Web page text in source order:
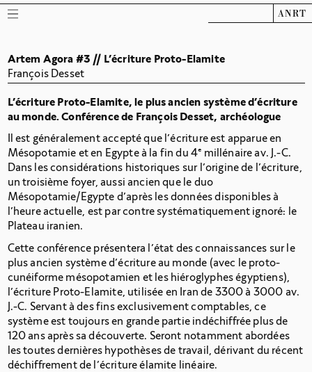
ANRT
Artem Agora #3 // L’écriture Proto-Elamite
François Desset
L'écriture Proto-Elamite, le plus ancien système d'écriture
au monde. Conférence de François Desset, archéologue
Il est généralement accepté que l’écriture est apparue en
Mésopotamie et en Egypte à la fin du 4e millénaire av. J.-C.
Dans les considérations historiques sur l’origine de l’écriture,
un troisième foyer, aussi ancien que le duo
Mésopotamie/Egypte d’après les données disponibles à
l’heure actuelle, est par contre systématiquement ignoré: le
Plateau iranien.
Cette conférence présentera l’état des connaissances sur le
plus ancien système d’écriture au monde (avec le proto-
cunéiforme mésopotamien et les hiéroglyphes égyptiens),
l’écriture Proto-Elamite, utilisée en Iran de 3300 à 3000 av.
J.-C. Servant à des fins exclusivement comptables, ce
système est toujours en grande partie indéchiffrée plus de
120 ans après sa découverte. Seront notamment abordées
les toutes dernières hypothèses de travail, dérivant du récent
déchiffrement de l’écriture élamite linéaire.